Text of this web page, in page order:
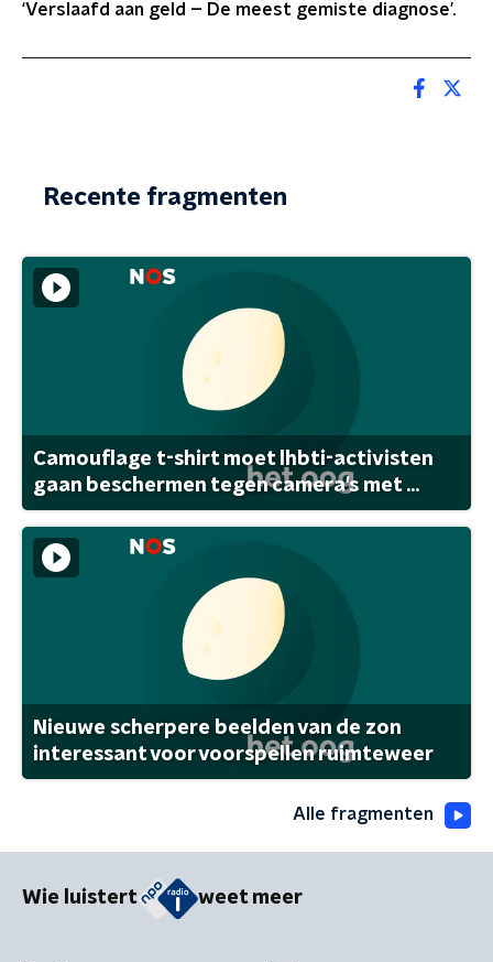
‘Verslaafd aan geld – De meest gemiste diagnose’.
Recente fragmenten
Camouflage t-shirt moet lhbti-activisten
gaan beschermen tegen camera's met ...
Nieuwe scherpere beelden van de zon
interessant voor voorspellen ruimteweer
Alle fragmenten
Wie luistert weet meer